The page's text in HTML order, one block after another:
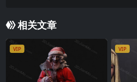
相关文章
VIP VIP